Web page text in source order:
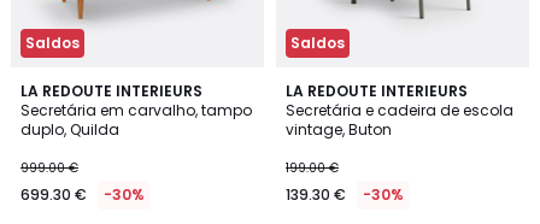
Saldos
LA REDOUTE INTERIEURS
Secretária em carvalho, tampo
duplo, Quilda
999.00 €
699.30 € -30%
4,4
/ 5
Saldos
LA REDOUTE INTERIEURS
Secretária e cadeira de escola
vintage, Buton
199.00 €
139.30 € -30%
3,7
/ 5